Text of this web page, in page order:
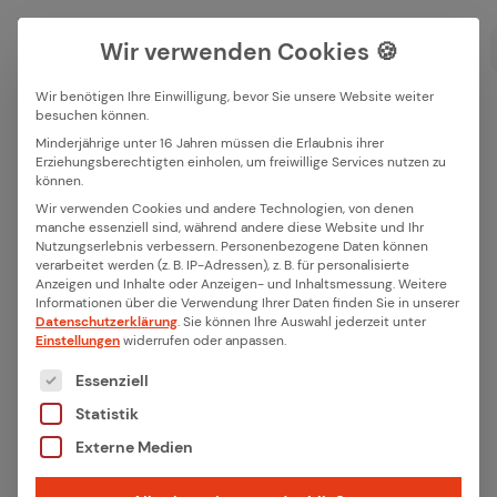
Suchfeld
Zurück
Was ist RFID? Funk­ti­ons­wei­
se & Ein­satz­be­rei­che im IoT
RFID (Radio Frequency Identification) ist eine
Schlüsseltechnologie für die drahtlose
Identifikation und Datenübertragung in
modernen IoT-Systemen. Unternehmen nutzen
RFID, um Objekte automatisiert zu erfassen,
Wir verwenden Cookies 🍪
Wir benötigen Ihre Einwilligung, bevor Sie unsere Website weiter
besuchen können.
Minderjährige unter 16 Jahren müssen die Erlaubnis ihrer
Erziehungsberechtigten einholen, um freiwillige Services nutzen zu
können.
Wir verwenden Cookies und andere Technologien, von denen
manche essenziell sind, während andere diese Website und Ihr
Nutzungserlebnis verbessern. Personenbezogene Daten können
verarbeitet werden (z. B. IP-Adressen), z. B. für personalisierte
Anzeigen und Inhalte oder Anzeigen- und Inhaltsmessung.Weitere
Informationen über die Verwendung Ihrer Daten finden Sie in unserer
Datenschutzerklärung.Sie können Ihre Auswahl jederzeit unter
Einstellungenwiderrufen oder anpassen.
Es folgt eine Liste der Service-Gruppen, für die
Essenziell
Statistik
Externe Medien